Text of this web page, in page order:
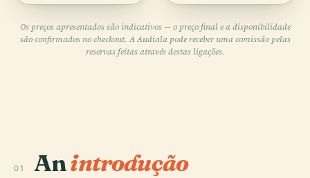
Os preços apresentados são indicativos — o preço final e a disponibilidade
são confirmados no checkout. A Audiala pode receber uma comissão pelas
reservas feitas através destas ligações.
01 Anintrodução